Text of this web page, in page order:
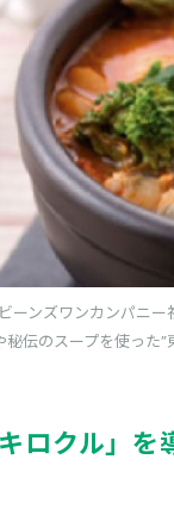
ーンズワンカンパニ
伝のスープを使った”
ロクル」